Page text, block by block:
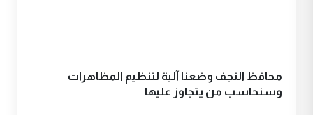
محافظ النجف وضعنا آلية لتنظيم المظاهرات
وسنحاسب من يتجاوز عليها